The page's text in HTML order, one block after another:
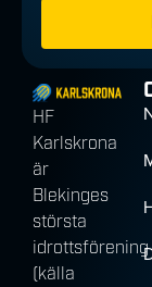
HF
Karlskrona
är
Blekinges
största
idrottsförening
(källa